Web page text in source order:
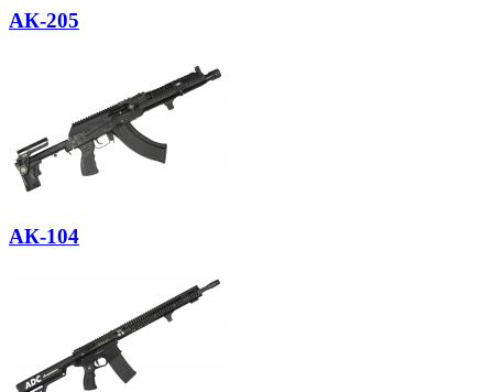
АК-205
АК-104